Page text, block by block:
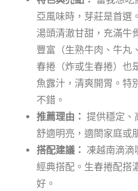
亞風味時，芽莊是首選
湯頭清澈甘甜，充滿牛
豐富（生熟牛肉、牛丸
春捲（炸或生春捲）也
魚露汁，清爽開胃。特
不錯。
推薦理由： 提供穩定、
舒適明亮，適閤家庭或
搭配建議： 凍越南滴滴
經典搭配。生春捲配搭
好。